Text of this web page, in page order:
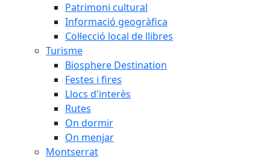
Patrimoni cultural
Informació geogràfica
Col·lecció local de llibres
Turisme
Biosphere Destination
Festes i fires
Llocs d'interès
Rutes
On dormir
On menjar
Montserrat